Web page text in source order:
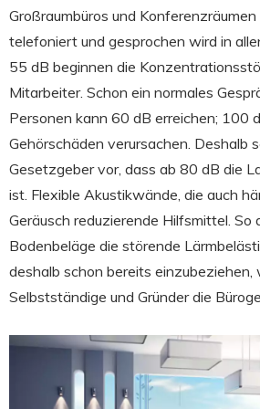
Großraumbüros und
telefoniert und gesprochen wird in
55 dB beginnen die
Mitarbeiter. Schon ein normales
Personen kann 60 dB erreichen; 100
Gehörschäden verursachen. Deshalb
Gesetzgeber vor, dass ab 80 dB die
ist. Flexible Akustikwände, die auch
Geräusch reduzierende Hilfsmittel. So
Bodenbeläge die störende
deshalb schon bereits einzubeziehen,
Selbstständige und Gründer die